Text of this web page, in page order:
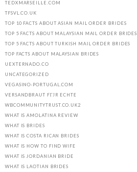
TEDXMARSEILLE.COM
TFSVL.CO.UK
TOP 10 FACTS ABOUT ASIAN MAIL ORDER BRIDES
TOP 5 FACTS ABOUT MALAYSIAN MAIL ORDER BRIDES
TOP 5 FACTS ABOUT TURKISH MAIL ORDER BRIDES
TOP FACTS ABOUT MALAYSIAN BRIDES
UEXTERNADO.CO
UNCATEGORIZED
VEGASINO-PORTUGAL.COM
VERSANDBRAUT FГЈR ECHTE
WBCOMMUNITYTRUST.CO.UK2
WHAT IS AMOLATINA REVIEW
WHAT IS BRIDES
WHAT IS COSTA RICAN BRIDES
WHAT IS HOW TO FIND WIFE
WHAT IS JORDANIAN BRIDE
WHAT IS LAOTIAN BRIDES